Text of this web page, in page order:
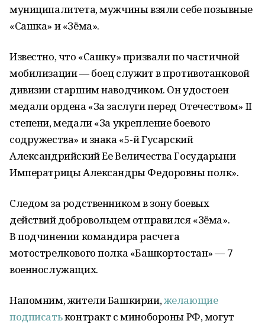
муниципалитета, мужчины взяли себе позывные
«Сашка» и «Зёма».
Известно, что «Сашку» призвали по частичной
мобилизации — боец служит в противотанковой
дивизии старшим наводчиком. Он удостоен
медали ордена «За заслуги перед Отечеством» II
степени, медали «За укрепление боевого
содружества» и знака «5-й Гусарский
Александрийский Ее Величества Государыни
Императрицы Александры Федоровны полк».
Следом за родственником в зону боевых
действий добровольцем отправился «Зёма».
В подчинении командира расчета
мотострелкового полка «Башкортостан» — 7
военнослужащих.
Напомним, жители Башкирии,желающие
подписатьконтракт с минобороны РФ, могут